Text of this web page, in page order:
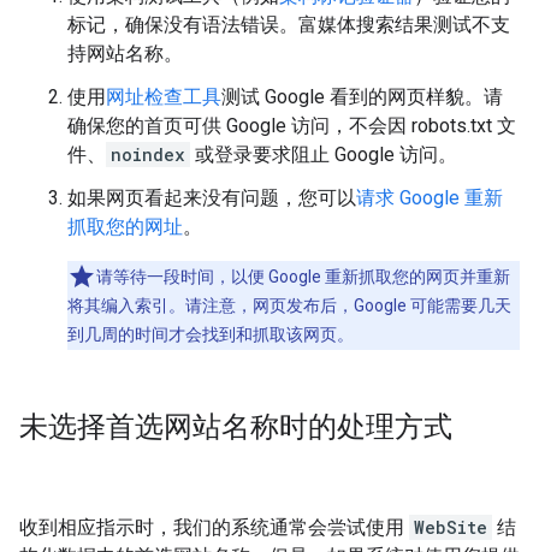
标记，确保没有语法错误。富媒体搜索结果测试不支
持网站名称。
使用网址检查工具测试 Google 看到的网页样貌。请
确保您的首页可供 Google 访问，不会因 robots.txt 文
件、
noindex 或登录要求阻止 Google 访问。
如果网页看起来没有问题，您可以请求 Google 重新
抓取您的网址。
请等待一段时间，以便 Google 重新抓取您的网页并重新
将其编入索引。请注意，网页发布后，Google 可能需要几天
到几周的时间才会找到和抓取该网页。
未选择首选网站名称时的处理方式
收到相应指示时，我们的系统通常会尝试使用 WebSite 结